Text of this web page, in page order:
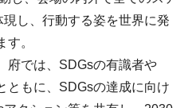
し、行動する姿を世界に発
。
では、SDGsの有識者や
ともに、SDGsの達成に向け